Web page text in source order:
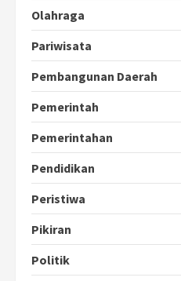
Olahraga
Pariwisata
Pembangunan Daerah
Pemerintah
Pemerintahan
Pendidikan
Peristiwa
Pikiran
Politik